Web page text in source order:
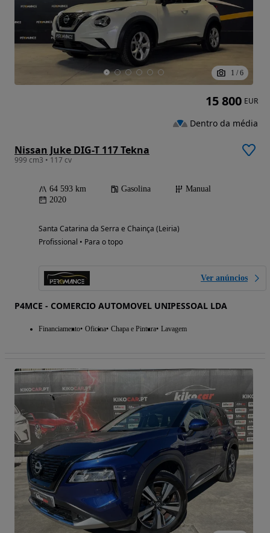
1 / 6
Nissan Juke DIG-T 117 Tekna
999 cm3 • 117 cv
64 593 km Gasolina
Manual
2020
Santa Catarina da Serra e Chainça (Leiria)
Profissional • Para o topo
Ver anúncios
P4MCE - COMERCIO AUTOMOVEL UNIPESSOAL LDA
Financiamento Oficina Chapa e Pintura Lavagem
15 800 EUR
Dentro da média